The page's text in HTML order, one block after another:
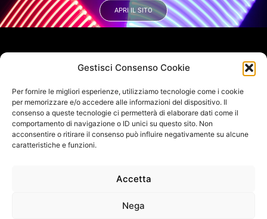
Gestisci Consenso Cookie
Per fornire le migliori esperienze, utilizziamo tecnologie come i cookie
per memorizzare e/o accedere alle informazioni del dispositivo. Il
consenso a queste tecnologie ci permetterà di elaborare dati come il
comportamento di navigazione o ID unici su questo sito. Non
acconsentire o ritirare il consenso può influire negativamente su alcune
caratteristiche e funzioni.
Accetta
Nega
APRI IL SITO
INFO DI CONTATTO
Via alla Ruenia 37/43, CAP 64027 Sant’Omero (TE) ITALY
VUOI RIMANERE AGGIORNATO?
Iscriviti alla newsletter
SEGUICI SUI NOSTRI SOCIAL